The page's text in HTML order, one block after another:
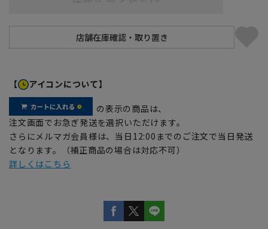
【 アイコンについて】
の表示の商品は、
注文画面でお急ぎ発送を選択いただけます。
さらにメルマガ会員様は、当日12:00までのご注文で当日発送
となります。（補正商品の場合は対応不可）
詳しくはこちら